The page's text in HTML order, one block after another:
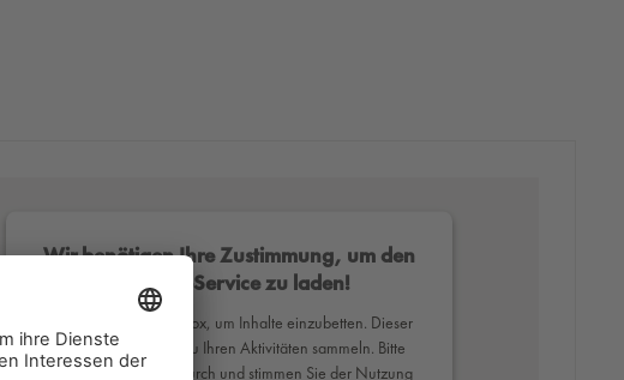
Wir benötigen Ihre Zustimmung, um den
Mapbox-Service zu laden!
Wir verwenden Mapbox, um Inhalte einzubetten. Dieser
Service kann Daten zu Ihren Aktivitäten sammeln. Bitte
lesen Sie die Details durch und stimmen Sie der Nutzung